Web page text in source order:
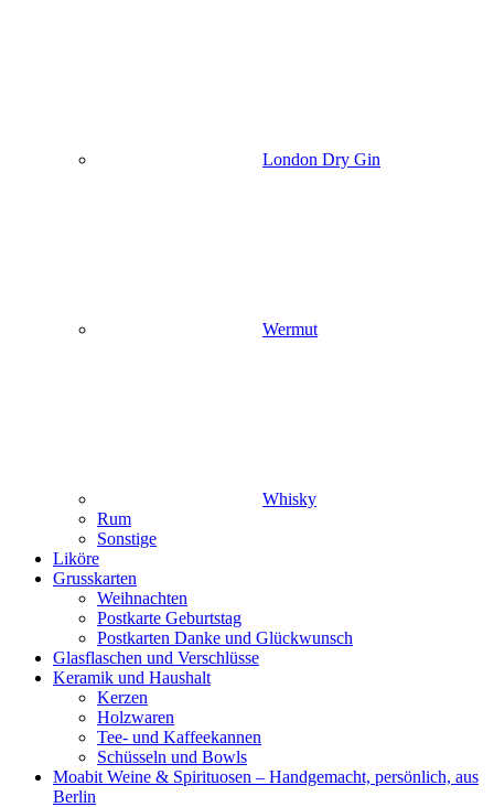
London Dry Gin
Wermut
Whisky
Rum
Sonstige
Liköre
Grusskarten
Weihnachten
Postkarte Geburtstag
Postkarten Danke und Glückwunsch
Glasflaschen und Verschlüsse
Keramik und Haushalt
Kerzen
Holzwaren
Tee- und Kaffeekannen
Schüsseln und Bowls
Moabit Weine & Spirituosen – Handgemacht, persönlich, aus
Berlin